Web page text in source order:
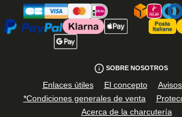
SOBRE NOSOTROS
Enlaces útiles El concepto
*Condiciones generales de venta
Acerca de la charcutería